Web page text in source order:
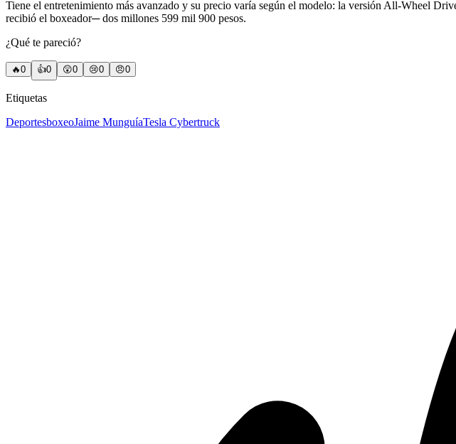
Tiene el entretenimiento más avanzado y su precio varía según el modelo: la versión All-Wheel
recibió el boxeador─ dos millones 599 mil 900 pesos.
¿Qué te pareció?
🔥0 👍0 😲0 😢0 😠0
Etiquetas
DeportesboxeoJaime MunguíaTesla Cybertruck